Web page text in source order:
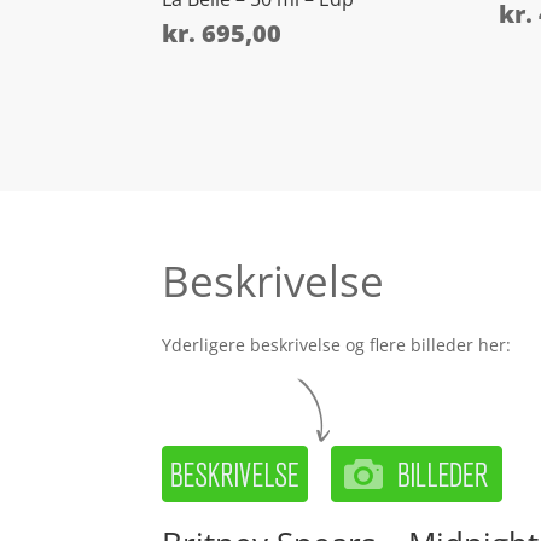
kr. 695,00
kr.
Beskrivelse
Yderligere beskrivelse og flere billeder her: